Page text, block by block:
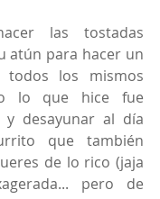
las tostadas
atún para hacer un
todos los mismos
lo que hice fue
y desayunar al día
que también
de lo rico (jaja
pero de